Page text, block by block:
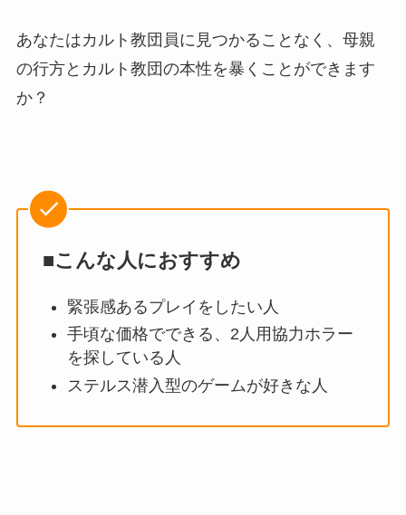
あなたはカルト教団員に見つかることなく、母親
の行方とカルト教団の本性を暴くことができます
か？
■こんな人におすすめ
緊張感あるプレイをしたい人
手頃な価格でできる、2人用協力ホラー
を探している人
ステルス潜入型のゲームが好きな人